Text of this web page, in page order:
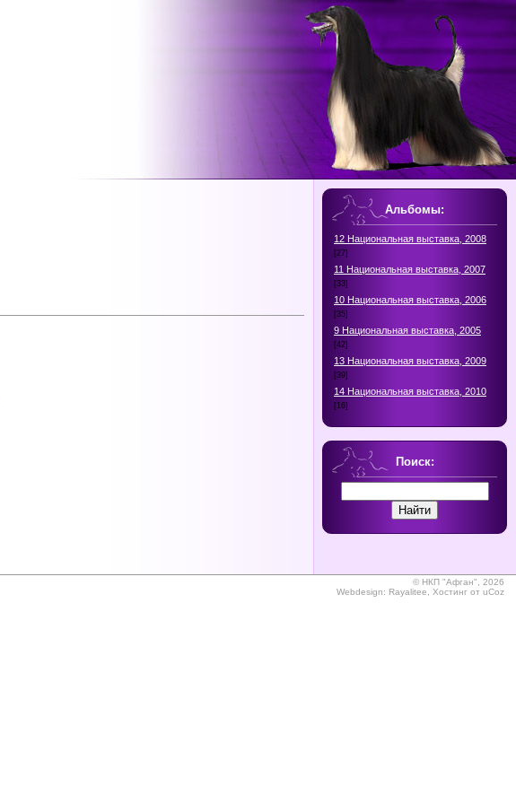
Альбомы:
12 Национальная выставка, 2008
[27]
11 Национальная выставка, 2007
[33]
10 Национальная выставка, 2006
[35]
9 Национальная выставка, 2005
[42]
13 Национальная выставка, 2009
[39]
14 Национальная выставка, 2010
[16]
Поиск:
©НКП "Афган", 2026
Webdesign: Rayalitee Хостинг от uCoz